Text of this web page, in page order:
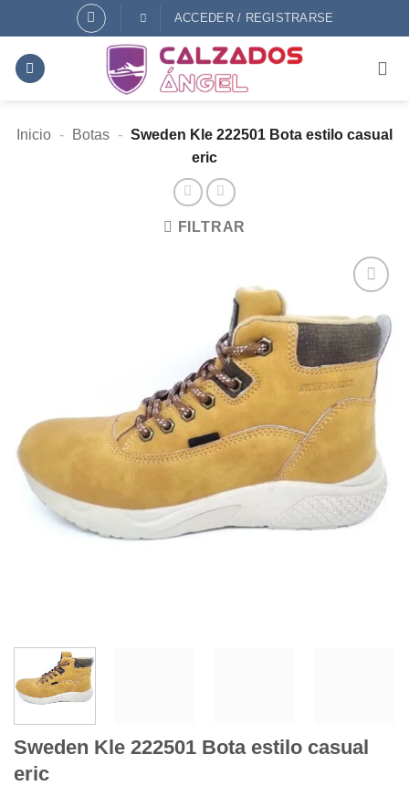
al
contenido
ACCEDER / REGISTRARSE
Inicio - Botas - Sweden Kle 222501 Bota estilo casual
eric
FILTRAR
AÑADIR
A
DESEOS
Sweden Kle 222501 Bota estilo casual
eric